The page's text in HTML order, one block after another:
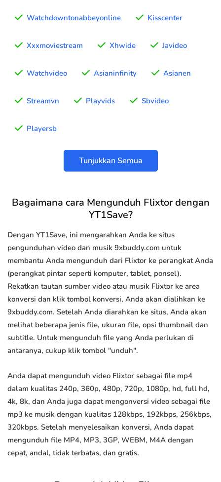
Watchdowntonabbeyonline Kisscenter
Xxxmoviestream Xhwide Javideo
Watchvideo Asianinfinity Asianen
Streamvn Playvids Sbvideo
Playersb
Tunjukkan Semua
Bagaimana cara Mengunduh Flixtor dengan
YT1Save?
Dengan YT1Save, ini mengarahkan Anda ke situs
pengunduhan video dan musik 9xbuddy.com untuk
membantu Anda mengunduh dari Flixtor ke perangkat Anda
(perangkat pintar seperti komputer, tablet, ponsel).
Rekatkan tautan sumber video atau musik Flixtor ke area
konversi dan klik tombol konversi, Anda akan dialihkan ke
9xbuddy.com. Setelah Anda diarahkan ke situs, Anda akan
melihat beberapa jenis file, ukuran file, opsi thumbnail dan
subtitle. Untuk mengunduh file yang Anda perlukan di
antaranya, cukup klik tombol "unduh".
Anda dapat mengunduh video Flixtor sebagai file mp4
dalam kualitas 240p, 360p, 480p, 720p, 1080p, hd, full hd,
4k, 8k, dan Anda juga dapat mengonversi video sebagai file
mp3 ke musik dengan kualitas 128kbps, 192kbps, 256kbps,
320kbps. Setelah menyelesaikan konversi, Anda dapat
mengunduh file MP4, MP3, 3GP, WEBM, M4A dengan
cepat, andal, tidak terbatas, dan gratis.